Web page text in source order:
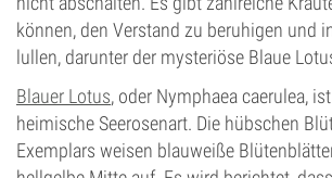
können, den Verstand zu beruhigen und
lullen, darunter der mysteriöse Blaue
Blauer Lotus, oder Nymphaea caerulea,
heimische Seerosenart. Die hübschen
Exemplars weisen blauweiße